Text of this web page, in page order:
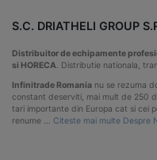
S.C. DRIATHELI GROUP
Distribuitor de echipamente
si HORECA. Distributie nationala,
Infinitrade Romania nu se rezuma
constant deserviti, mai mult de 250
tari importante din Europa cat si cei
renume … Citeste mai multe Despre